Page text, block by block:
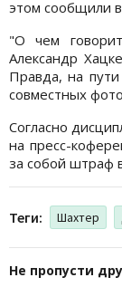
этом сообщили
"О чем
Александр
Правда, на
совместных
Cогласно
на пресс-
за собой штраф
Теги: Шахтер
Не пропусти